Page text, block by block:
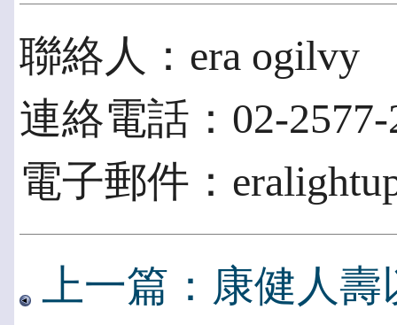
聯絡人：era ogilvy
連絡電話：02-2577-
電子郵件：
上一篇：康健人